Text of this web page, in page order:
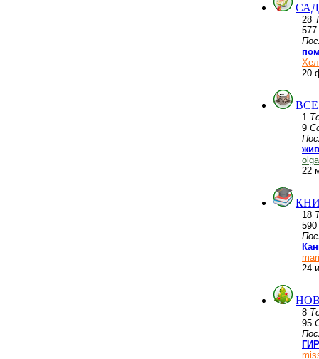
28
577
20
1
9
22
18
590
mari
24
8
95